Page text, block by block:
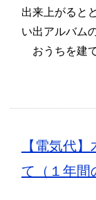
出来上がると
い出アルバム
おうちを建
【電気代
て（１年間